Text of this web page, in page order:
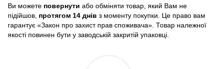
Ви можете повернути або обміняти товар, який Вам не
підійшов, протягом 14 днів з моменту покупки. Це право вам
гарантує «Закон про захист прав споживача». Товар належної
якості повинен бути у заводській закритій упаковці.